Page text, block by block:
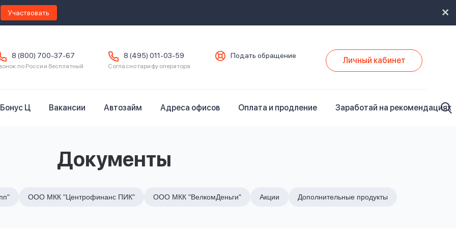
Участвовать
8 (800) 700-37-67
по России бесплатный
8 (495) 011-03-59
Согласно тарифу оператора
Подать обращение Личный кабинет
Бонус Ц Вакансии Автозайм Адреса офисов Оплата и продление Заработай на рекомендациях
Документы
ООО МКК "Центрофинанс ПИК" ООО МКК "ВелкомДеньги" Акции Дополнительные продукты